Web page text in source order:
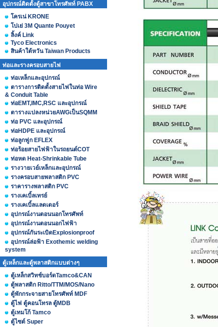
อุปกรณ์ติดตั้งตู้สาขาโทรศัพท์ PABX
โครเน่ KRONE
โปเย่ 3M Quante Pouyet
ลิ้งค์ Link
Tyco Electronics
สินค้าใต้หวัน Taiwan Products
ท่อและรางครอบสายไฟ
ท่อเหล็กและอุปกรณ์
ตารางการติดตั้งสายไฟในท่อ Wire
& Conduit Table
ท่อEMT,IMC,RSC และอุปกรณ์
ตารางแปลงหน่วยAWGเป็นSQMM
ท่อ PVC และอุปกรณ์
ท่อHDPE และอุปกรณ์
ท่อลูกฟูก EFLEX
ท่อร้อยสายไฟฟ้าในรถยนต์COT
ท่อหด Heat-Shrinkable Tube
รางวายเวย์เหล็กและอุปกรณ์
รางครอบสายพลาสติก PVC
ราคารางพลาสติก PVC
รางเคเบิ้ลเทรย์
รางเคเบิ้ลแลดเดอร์
อุปกรณ์งานตอนนอกโทรศัพท์
อุปกรณ์งานตอนนอกไฟฟ้า
อุปกรณ์กันระเบิดExplosionproof
อุปกรณ์ล่อฟ้า Exothemic welding
system
ตู้เหล็กและตู้พลาสติกแบบต่างๆ
ตู้เหล็กสวิทช์บอร์ดTamco&CAN
ตู้พลาสติก Ritto/TTM/MOS/Nano
ตู้พักกระจายสายโทรศัพท์ MDF
ตู้ไฟ ตู้คอนโทรล ตู้MDB
ตู้เทมโก้ Tamco
ตู้ไซต์ Super